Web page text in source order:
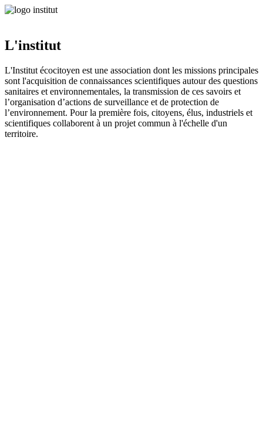
L'institut
L'Institut écocitoyen est une association dont les missions principales
sont l'acquisition de connaissances scientifiques autour des questions
sanitaires et environnementales, la transmission de ces savoirs et
l’organisation d’actions de surveillance et de protection de
l’environnement. Pour la première fois, citoyens, élus, industriels et
scientifiques collaborent à un projet commun à l'échelle d'un
territoire.